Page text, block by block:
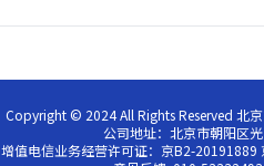
Copyright © 2024 All Rights Reserved 北
公司地址：北京市朝阳区
增值电信业务经营许可证：京B2-20191889